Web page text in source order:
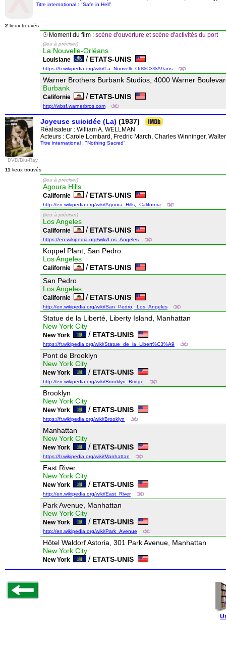
Titre international : "Safe in Hell"
2 lieux trouvés
Moment du film : scène d'ouverture et scène d'activités du port
(lieu à préciser)
La Nouvelle-Orléans
Louisiane / ETATS-UNIS
https://fr.wikipedia.org/wiki/La_Nouvelle-Orl%C3%A9ans
Warner Brothers Burbank Studios, 4000 Warner
Burbank
Californie / ETATS-UNIS
http://wbsf.warnerbros.com
DVD/Blu-Ray
Joyeuse suicidée (La) (1937)
Réalisateur : William A. WELLMAN
Acteurs : Carole Lombard, Fredric March, Charles Winninger,
Titre international : "Nothing Sacred"
11 lieux trouvés
(lieu à préciser)
Agoura Hills
Californie / ETATS-UNIS
http://en.wikipedia.org/wiki/Agoura_Hills,_California
(lieu à préciser)
Los Angeles
Californie / ETATS-UNIS
https://en.wikipedia.org/wiki/Los_Angeles
Koppel Plant, San Pedro
Los Angeles
Californie / ETATS-UNIS
San Pedro
Los Angeles
Californie / ETATS-UNIS
http://en.wikipedia.org/wiki/San_Pedro,_Los_Angeles
Statue de la Liberté, Liberty Island, Manhattan
New York City
New York / ETATS-UNIS
https://fr.wikipedia.org/wiki/Statue_de_la_Libert%C3%A9
Pont de Brooklyn
New York City
New York / ETATS-UNIS
http://en.wikipedia.org/wiki/Brooklyn_Bridge
Brooklyn
New York City
New York / ETATS-UNIS
https://fr.wikipedia.org/wiki/Brooklyn
Manhattan
New York City
New York / ETATS-UNIS
https://fr.wikipedia.org/wiki/Manhattan
East River
New York City
New York / ETATS-UNIS
http://en.wikipedia.org/wiki/East_River
Park Avenue, Manhattan
New York City
New York / ETATS-UNIS
http://en.wikipedia.org/wiki/Park_Avenue
Hôtel Waldorf Astoria, 301 Park Avenue, Manhattan
New York City
New York / ETATS-UNIS